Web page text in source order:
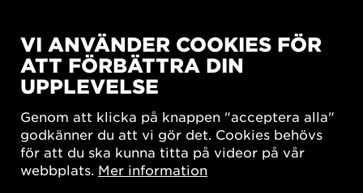
New European Bauhaus
SUSTAINORDIC
Share Future Living
What Matter_s
VI ANVÄNDER COOKIES FÖR
ATT FÖRBÄTTRA DIN
UPPLEVELSE
Genom att klicka på knappen "acceptera alla"
godkänner du att vi gör det. Cookies behövs
för att du ska kunna titta på videor på vår
webbplats. Mer information